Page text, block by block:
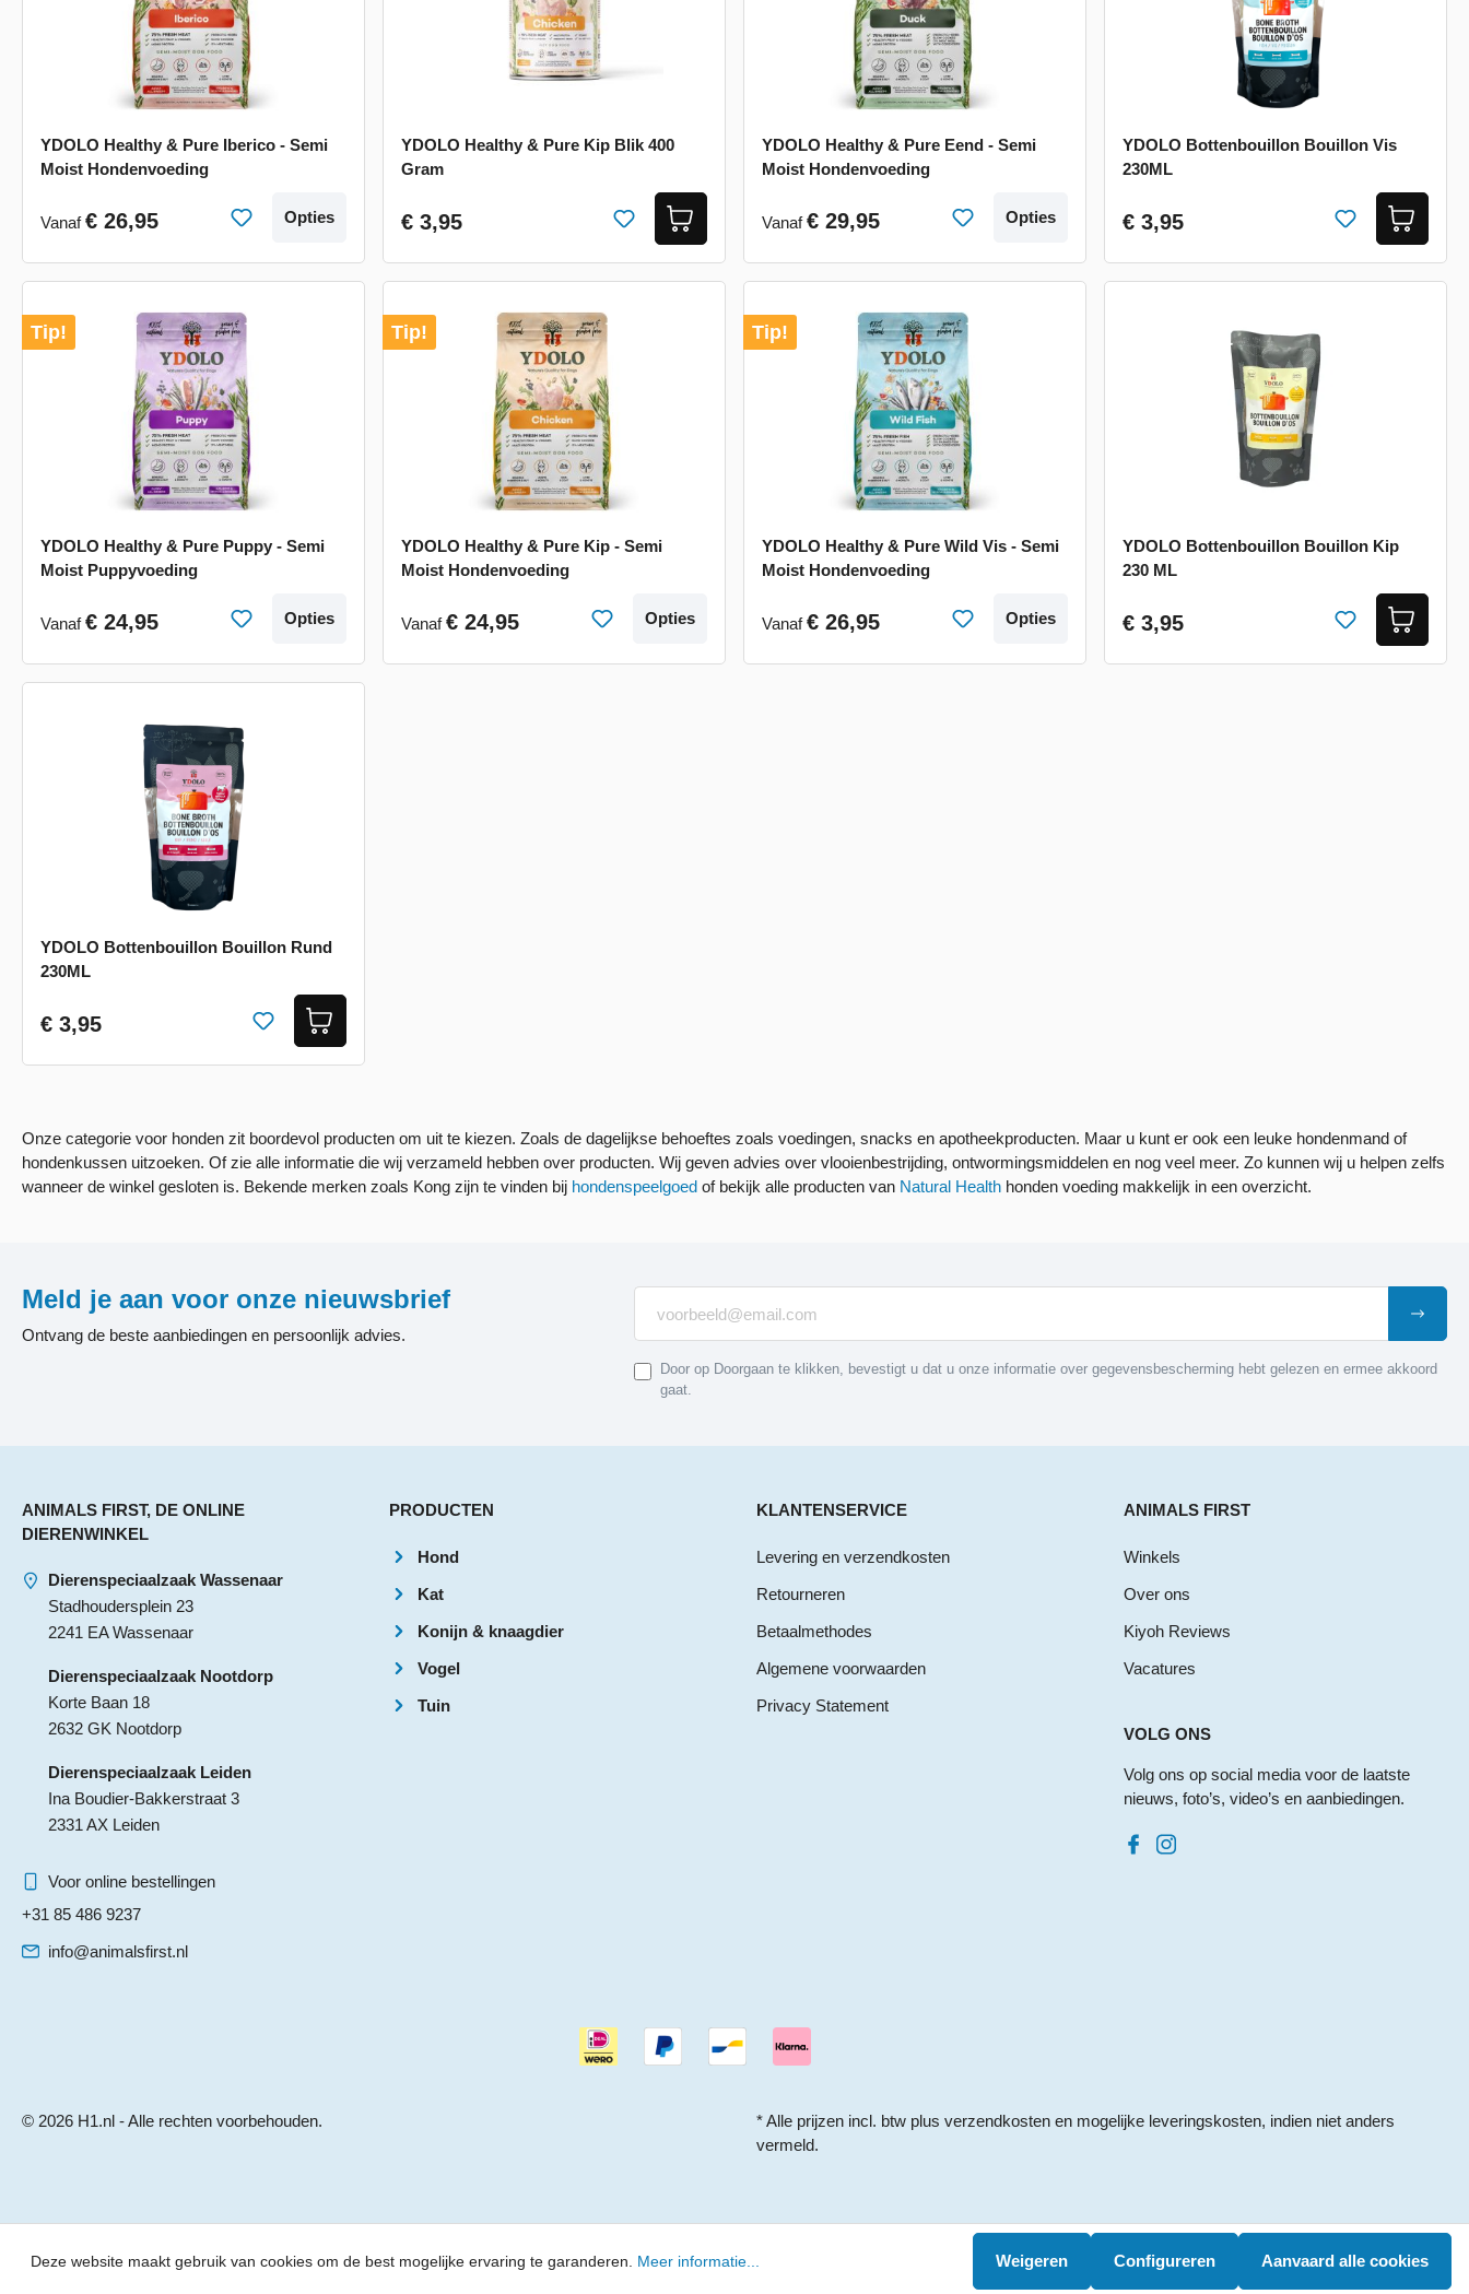
YDOLO Healthy & Pure Iberico - Semi
Moist Hondenvoeding
Vanaf€ 26,95 Opties
YDOLO Healthy & Pure Kip Blik 400
Gram
€ 3,95
YDOLO Healthy & Pure Eend - Semi
Moist Hondenvoeding
Vanaf€ 29,95 Opties
YDOLO Bottenbouillon Bouillon Vis
230ML
€ 3,95
Tip!
YDOLO Healthy & Pure Puppy - Semi
Moist Puppyvoeding
Vanaf€ 24,95 Opties
Tip!
YDOLO Healthy & Pure Kip - Semi
Moist Hondenvoeding
Vanaf€ 24,95 Opties
Tip!
YDOLO Healthy & Pure Wild Vis - Semi
Moist Hondenvoeding
Vanaf€ 26,95 Opties
YDOLO Bottenbouillon Bouillon Kip
230 ML
€ 3,95
YDOLO Bottenbouillon Bouillon Rund
230ML
€ 3,95
Onze categorie voor honden zit boordevol producten om uit te kiezen. Zoals de dagelijkse behoeftes zoals voedingen, snacks en apotheekproducten. Maar u kunt er ook een leuke hondenmand of
hondenkussen uitzoeken. Of zie alle informatie die wij verzameld hebben over producten. Wij geven advies over vlooienbestrijding, ontwormingsmiddelen en nog veel meer. Zo kunnen wij u helpen zelfs
wanneer de winkel gesloten is. Bekende merken zoals Kong zijn te vinden bij hondenspeelgoed of bekijk alle producten van Natural Health honden voeding makkelijk in een overzicht.
Meld je aan voor onze nieuwsbrief
Ontvang de beste aanbiedingen en persoonlijk advies.
Door op Doorgaan te klikken, bevestigt u dat u onze informatie over gegevensbescherming hebt gelezen en ermee akkoord
gaat.
ANIMALS FIRST, DE ONLINE
DIERENWINKEL
Dierenspeciaalzaak Wassenaar
Stadhoudersplein 23
2241 EA Wassenaar
Dierenspeciaalzaak Nootdorp
Korte Baan 18
2632 GK Nootdorp
Dierenspeciaalzaak Leiden
Ina Boudier-Bakkerstraat 3
2331 AX Leiden
Voor online bestellingen
+31 85 486 9237
info@animalsfirst.nl
PRODUCTEN
Hond
Kat
Konijn & knaagdier
Vogel
Tuin
KLANTENSERVICE
Levering en verzendkosten
Retourneren
Betaalmethodes
Algemene voorwaarden
Privacy Statement
ANIMALS FIRST
Winkels
Over ons
Kiyoh Reviews
Vacatures
VOLG ONS
Volg ons op social media voor de laatste
nieuws, foto’s, video’s en aanbiedingen.
* Alle prijzen incl. btw plus verzendkosten en mogelijke leveringskosten, indien niet anders
vermeld.
© 2026 H1.nl - Alle rechten voorbehouden.
Deze website maakt gebruik van cookies om de best mogelijke ervaring te garanderen. Meer informatie... Weigeren Configureren Aanvaard alle cookies